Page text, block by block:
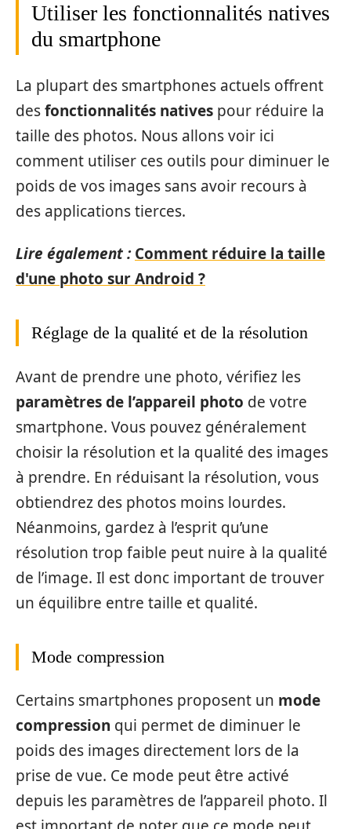
Utiliser les fonctionnalités natives
du smartphone
La plupart des smartphones actuels offrent
desfonctionnalités natives pour réduire la
taille des photos. Nous allons voir ici
comment utiliser ces outils pour diminuer le
poids de vos images sans avoir recours à
des applications tierces.
Lire également : Comment réduire la taille
d'une photo sur Android ?
Réglage de la qualité et de la résolution
Avant de prendre une photo, vérifiez les
paramètres de l’appareil photo de votre
smartphone. Vous pouvez généralement
choisir la résolution et la qualité des images
à prendre. En réduisant la résolution, vous
obtiendrez des photos moins lourdes.
Néanmoins, gardez à l’esprit qu’une
résolution trop faible peut nuire à la qualité
de l’image. Il est donc important de trouver
un équilibre entre taille et qualité.
Mode compression
Certains smartphones proposent un mode
compression qui permet de diminuer le
poids des images directement lors de la
prise de vue. Ce mode peut être activé
depuis les paramètres de l’appareil photo. Il